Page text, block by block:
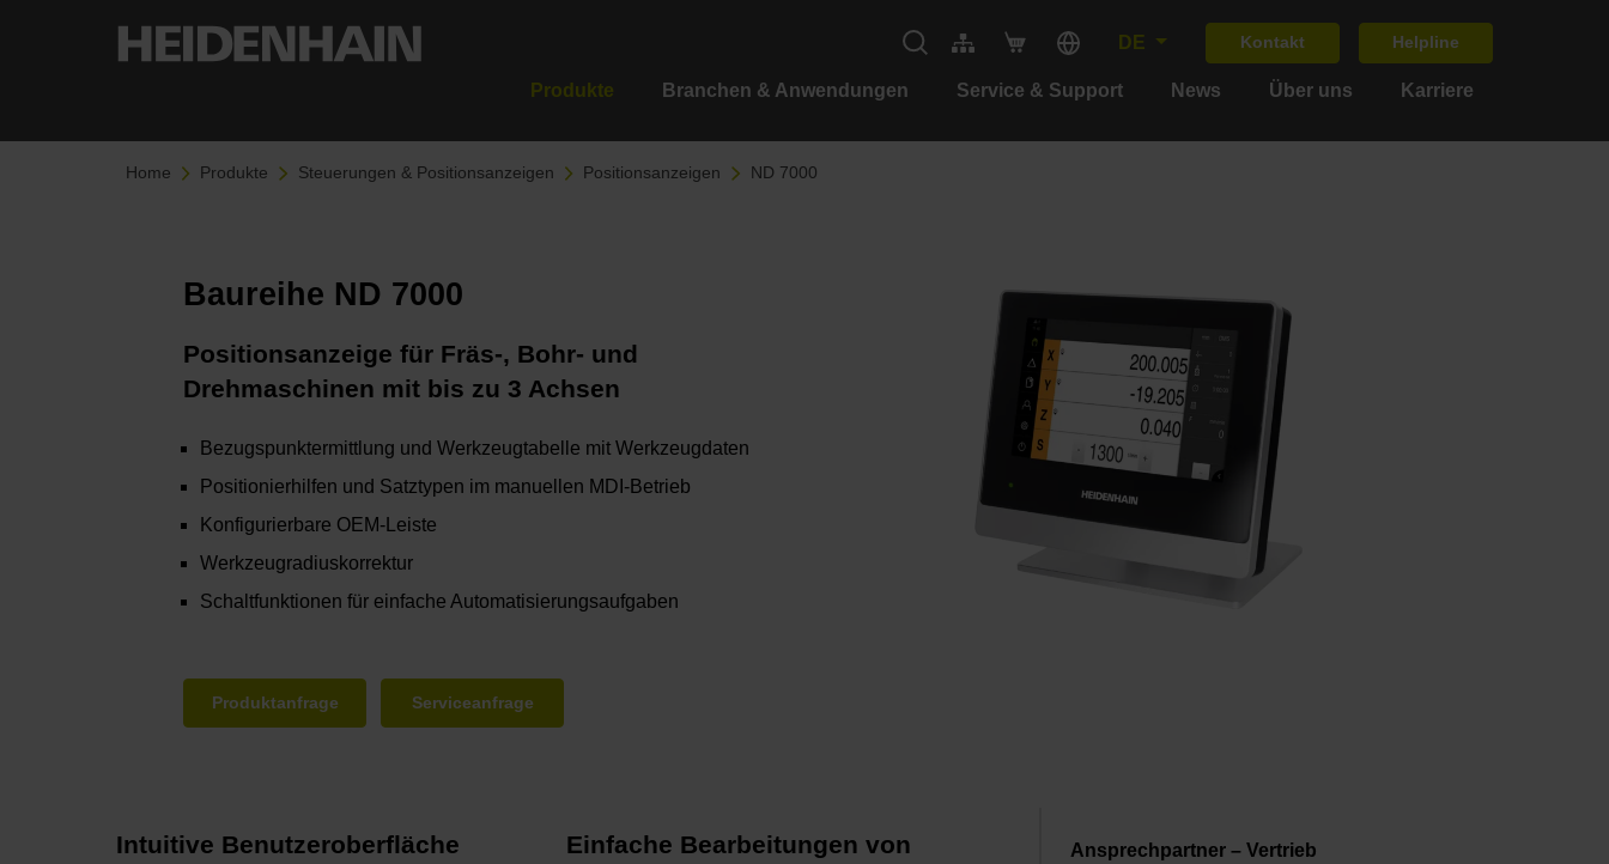
DE Kontakt Helpline
Produkte Branchen & Anwendungen Service & Support News Über uns Karriere
Home Produkte Steuerungen & Positionsanzeigen Positionsanzeigen ND 7000
Baureihe ND 7000
Positionsanzeige für Fräs-, Bohr- und
Drehmaschinen mit bis zu 3 Achsen
Bezugspunktermittlung und Werkzeugtabelle mit Werkzeugdaten
Positionierhilfen und Satztypen im manuellen MDI-Betrieb
Konfigurierbare OEM-Leiste
Werkzeugradiuskorrektur
Schaltfunktionen für einfache Automatisierungsaufgaben
Produktanfrage Serviceanfrage
Intuitive Benutzeroberfläche
Einfache Bearbeitungen von
Ansprechpartner – Vertrieb